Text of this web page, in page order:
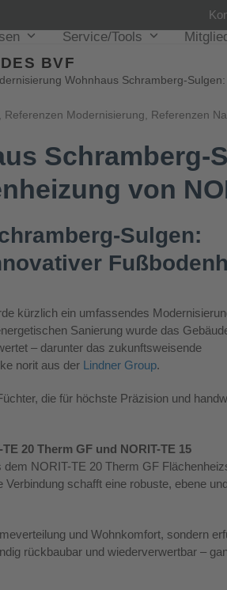
Service/Tools
BVF
Wohnhaus Schramberg-
Referenzen Modernisierung Referenzen
Schramberg-
von
Sulgen:
kürzlich ein umfassendes
Sanierung wurde das
– darunter das zukunftsweisende
norit aus der Lindner Group.
die für höchste Präzision und
20 Therm GF und NORIT-TE 15
NORIT-TE 20 Therm GF
schafft eine robuste, ebene
und Wohnkomfort, sondern
rückbaubar und wiederverwertbar –